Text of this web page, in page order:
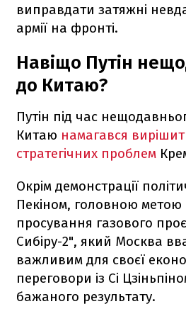
виправдати затяжні
армії на фронті.
Навіщо Путін
до Китаю?
Путін під час
Китаю намагався
стратегічних проблем
Окрім демонстрації
Пекіном, головною метою
просування газового
Сибіру-2", який Москва
важливим для своєї
переговори із Сі
бажаного результату.